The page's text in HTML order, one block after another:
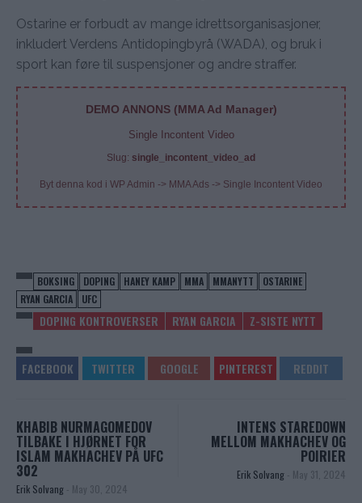
Ostarine er forbudt av mange idrettsorganisasjoner,
inkludert Verdens Antidopingbyrå (WADA), og bruk i
sport kan føre til suspensjoner og andre straffer.
DEMO ANNONS (MMA Ad Manager)
Single Incontent Video
Slug: single_incontent_video_ad
Byt denna kod i WP Admin -> MMA Ads -> Single Incontent Video
BOKSING DOPING HANEY KAMP MMA MMANYTT
OSTARINE
RYAN GARCIA
UFC
DOPING KONTROVERSER RYAN GARCIA Z-SISTE NYTT
KHABIB NURMAGOMEDOV
TILBAKE I HJØRNET FOR
ISLAM MAKHACHEV PÅ UFC
302
Erik Solvang - May 30, 2024
INTENS STAREDOWN
MELLOM MAKHACHEV OG
POIRIER
Erik Solvang - May 31, 2024